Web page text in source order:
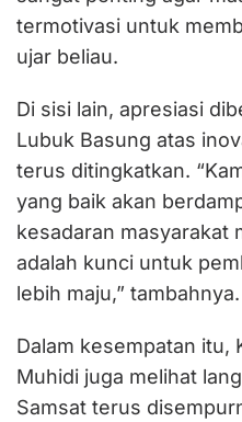
termotivasi untuk
ujar beliau.
Di sisi lain, apresiasi
Lubuk Basung atas
terus ditingkatkan.
yang baik akan
kesadaran masyarakat
adalah kunci untuk
lebih maju,” tambahnya.
Dalam kesempatan itu,
Muhidi juga melihat
Samsat terus